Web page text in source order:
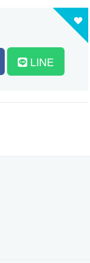
LINE